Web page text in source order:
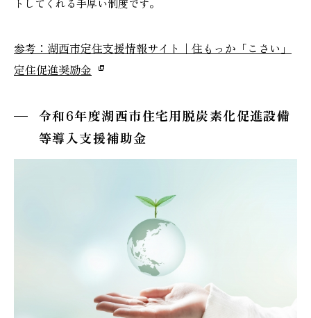
参考：湖西市定住支援情報サイト｜住もっか「こさい」
定住促進奨励金
令和6年度湖西市住宅用脱炭素化促進設備
等導入支援補助金